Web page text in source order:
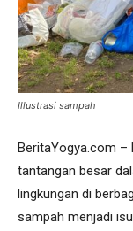
Illustrasi sampah
BeritaYogya.com –
tantangan besar
lingkungan di
sampah menjadi